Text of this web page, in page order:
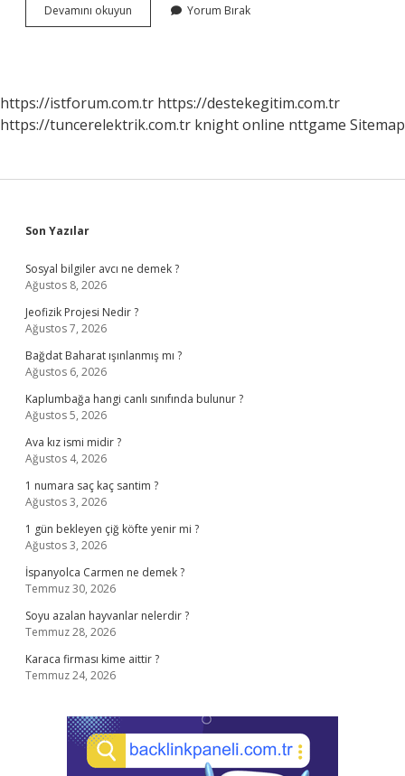
Devamını okuyun
Yanıltır
Yorum Bırak
https://istforum.com.tr https://destekegitim.com.tr
https://tuncerelektrik.com.tr knight online nttgame Sitemap
Sidebar
Son Yazılar
Sosyal bilgiler avcı ne demek ?
Ağustos 8, 2026
Jeofizik Projesi Nedir ?
Ağustos 7, 2026
Bağdat Baharat ışınlanmış mı ?
Ağustos 6, 2026
Kaplumbağa hangi canlı sınıfında bulunur ?
Ağustos 5, 2026
Ava kız ismi midir ?
Ağustos 4, 2026
1 numara saç kaç santim ?
Ağustos 3, 2026
1 gün bekleyen çiğ köfte yenir mi ?
Ağustos 3, 2026
İspanyolca Carmen ne demek ?
Temmuz 30, 2026
Soyu azalan hayvanlar nelerdir ?
Temmuz 28, 2026
Karaca firması kime aittir ?
Temmuz 24, 2026